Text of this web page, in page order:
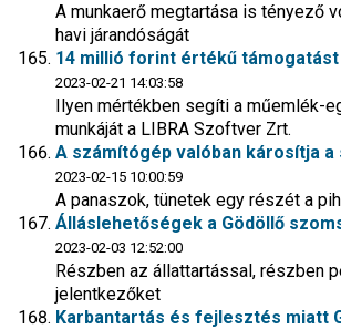
A munkaerő megtartása is tényező
havi járandóságát
14 millió forint értékű
2023-02-21 14:03:58
Ilyen mértékben segíti a műemlék-
munkáját a LIBRA Szoftver Zrt.
A számítógép valóban károsítja a
2023-02-15 10:00:59
A panaszok, tünetek egy részét a
Álláslehetőségek a Gödöllő
2023-02-03 12:52:00
Részben az állattartással, részben
jelentkezőket
Karbantartás és fejlesztés miatt